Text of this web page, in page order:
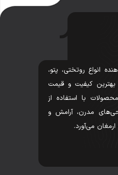
انواع روتختی، پتو،
کیفیت و قیمت
با استفاده از
مدرن، آرامش و
ارمغان می‌آورد.